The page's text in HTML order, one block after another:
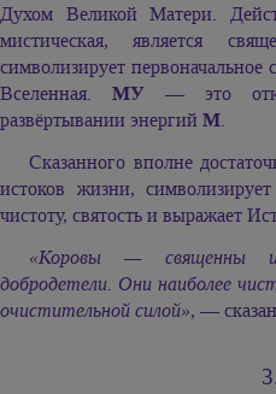
Духом Великой Матери.
мистическая, является
символизирует первоначальное
Вселенная. МУ — это
развёртывании энергий М.
Сказанного вполне
истоков жизни,
чистоту, святость и выражает
«Коровы — священны и
добродетели. Они наиболее
очистительной силой», —